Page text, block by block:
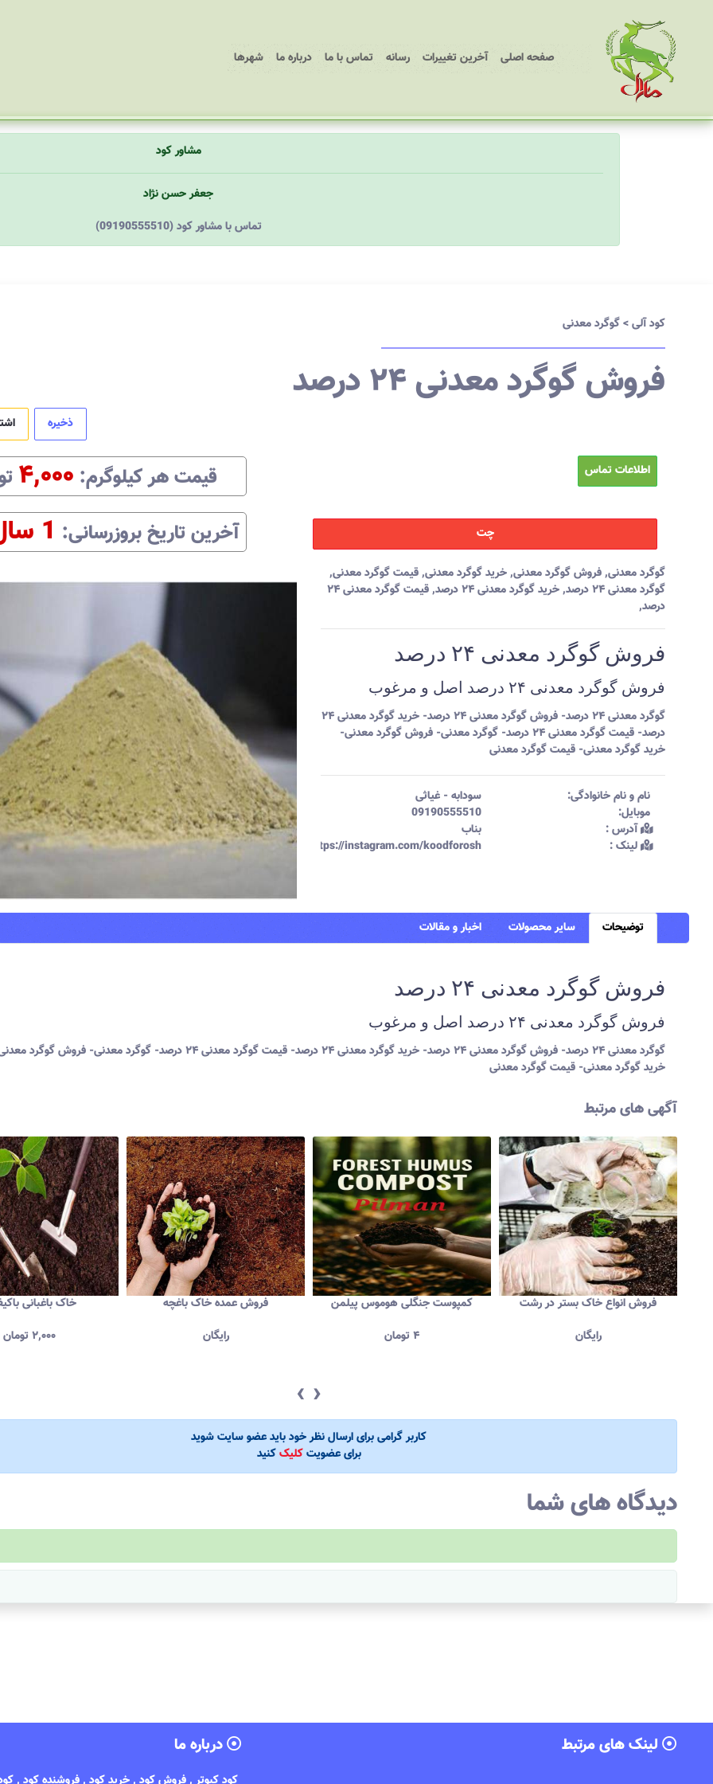
صفحه اصلی
(current) آخرین تغییرات رسانه تماس با ما درباره ما شهرها
مشاور کود
جعفر حسن نژاد
(09190555510) تماس با مشاور کود
کود آلی>گوگرد معدنی
فروش گوگرد معدنی ۲۴ درصد
اطلاعات تماس
چت
ذخیره
قیمت هرکیلوگرم:‌ ۴,۰۰۰
آخرین تاریخ بروزرسانی:‌ 1 سال
گوگرد معدنی,فروش گوگرد معدنی,خرید گوگرد معدنی,قیمت گوگرد معدنی,
گوگرد معدنی ۲۴ درصد
,خرید گوگرد معدنی ۲۴ درصد ,
قیمت گوگرد معدنی ۲۴
درصد,
فروش گوگرد معدنی ۲۴ درصد
فروش گوگرد معدنی ۲۴ درصد اصل و مرغوب
گوگرد معدنی ۲۴ درصد- فروش گوگرد معدنی ۲۴ درصد- خرید گوگرد معدنی ۲۴
درصد- قیمت گوگرد معدنی ۲۴ درصد- گوگرد معدنی- فروش گوگرد معدنی-
خرید گوگرد معدنی- قیمت گوگرد معدنی
نام و نام خانوادگی:‌ سودابه - غیاثی
موبایل:‌
09190555510
آدرس :‌
بناب
لینک :‌
https://instagram.com/koodforosh
توضیحات سایر محصولات اخبار و مقالات
فروش گوگرد معدنی ۲۴ درصد
فروش گوگرد معدنی ۲۴ درصد اصل و مرغوب
گوگرد معدنی ۲۴ درصد- فروش گوگرد معدنی ۲۴ درصد- خرید گوگرد معدنی ۲۴ درصد- قیمت گوگرد معدنی ۲۴ درصد- گوگرد معدنی- فروش
خرید گوگرد معدنی- قیمت گوگرد معدنی
آگهی های مرتبط
خاک باغبانی
۲,۰۰۰ تومان
فروش عمده خاک باغچه
رایگان
کمپوست جنگلی هوموس پیلمن
۴تومان
فروش انواع خاک بستر در رشت
رایگان
‹ ›
کاربر گرامی برای ارسال نظر خود باید عضو سایت شوید
برای عضویتکلیککنید
دیدگاه های شما
لینک های مرتبط درباره ما